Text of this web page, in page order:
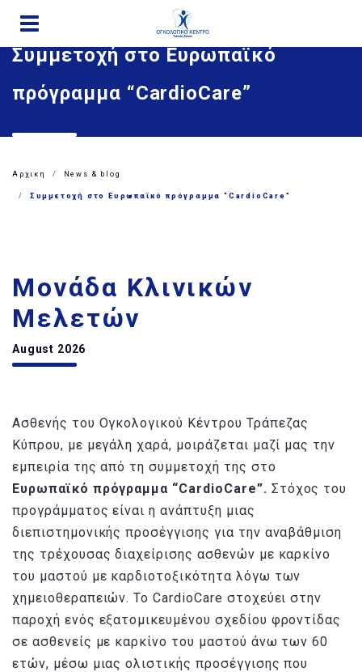
προς
το
περιεχόμενο
Συμμετοχή στο Ευρωπαϊκό
πρόγραμμα “CardioCare”
Αρχικη News & blog
Συμμετοχή στο Ευρωπαϊκό πρόγραμμα “CardioCare”
Μονάδα Κλινικών
Μελετών
August 2026
Ασθενής του Ογκολογικού Κέντρου Τράπεζας
Κύπρου, με μεγάλη χαρά, μοιράζεται μαζί μας την
εμπειρία της από τη συμμετοχή της στο
Ευρωπαϊκό πρόγραμμα “CardioCare”. Στόχος του
προγράμματος είναι η ανάπτυξη μιας
διεπιστημονικής προσέγγισης για την αναβάθμιση
της τρέχουσας διαχείρισης ασθενών με καρκίνο
του μαστού με καρδιοτοξικότητα λόγω των
χημειοθεραπειών. ΤοCardioCare στοχεύει στην
παροχή ενός εξατομικευμένου σχεδίου φροντίδας
σε ασθενείς με καρκίνο του μαστού άνω των 60
ετών, μέσω μιας ολιστικής προσέγγισης που